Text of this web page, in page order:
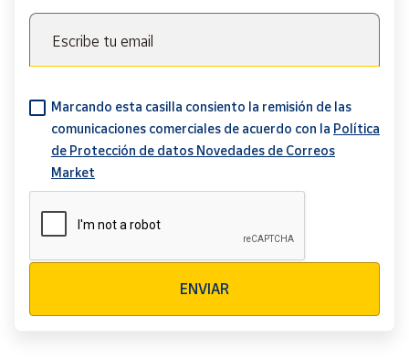
Escribe tu email
Marcando esta casilla consiento la remisión de las
comunicaciones comerciales de acuerdo con la Política
de Protección de datos Novedades de Correos
Market
ENVIAR